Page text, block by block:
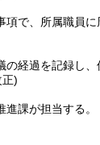
項で、所属職員
経過を記録し、
)
課が担当する。